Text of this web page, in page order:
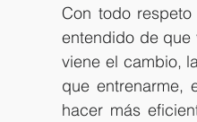
Con todo
entendido de que
viene el cambio,
que entrenarme,
hacer más